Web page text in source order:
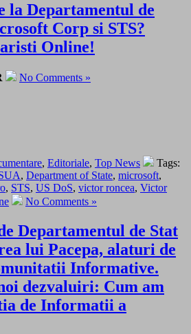
la Departamentul de
Corp si STS?
Online!
No Comments »
, Editoriale, Top News
Tags:
, Department of State, microsoft,
, STS, US DoS, victor roncea, Victor
No Comments »
Departamentul de Stat
lui Pacepa, alaturi de
Informative.
dezvaluiri: Cum am
de Informatii a